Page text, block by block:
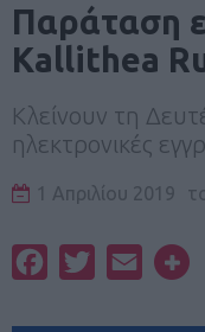
Παράταση
Kallithea
Κλείνουν τη
ηλεκτρονικές
1 Απριλίου 2019
FacebookTwitterEmail